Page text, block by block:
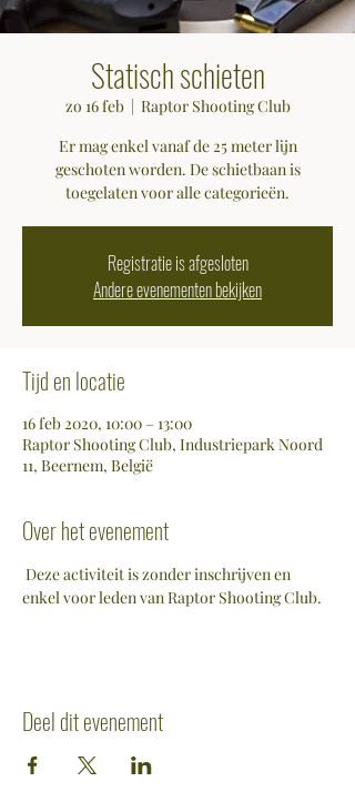
Statisch schieten
zo 16 feb
  |
Raptor Shooting Club
Er mag enkel vanaf de 25 meter lijn
geschoten worden. De schietbaan is
toegelaten voor alle categorieën.
Registratie is afgesloten
Andere evenementen bekijken
Tijd en locatie
16 feb 2020, 10:00 – 13:00
Raptor Shooting Club, Industriepark Noord
11, Beernem, België
Over het evenement
Deze activiteit is zonder inschrijven en
enkel voor leden van Raptor Shooting Club.
Deel dit evenement